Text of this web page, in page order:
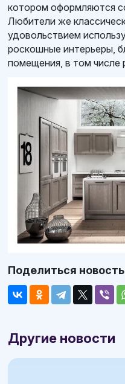
котором оформляются
Любители же
удовольствием
роскошные интерьеры,
помещения, в том числе
Поделиться
Другие новости